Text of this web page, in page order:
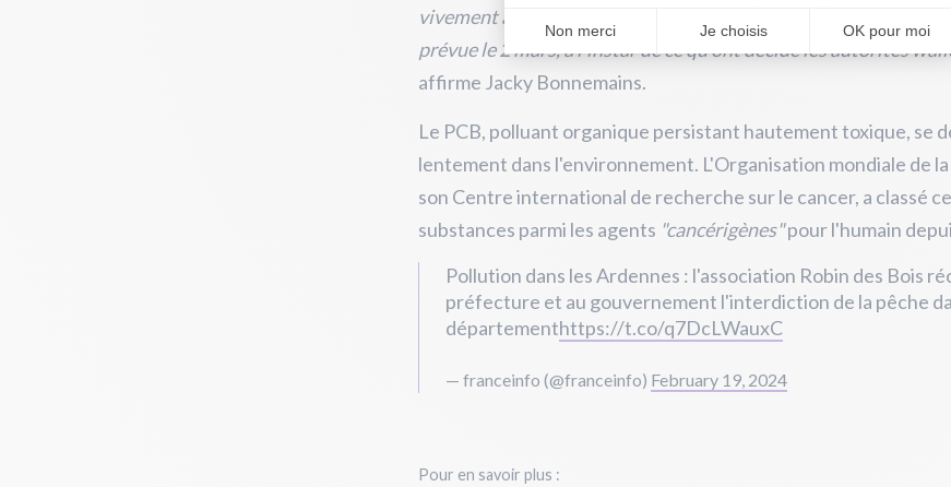
vivement au préfet des Ardennes de surseoir à l'ouverture de la
prévue le 2 mars, à l'instar de ce qu'ont décidé les autorités
affirme Jacky Bonnemains.
Le PCB, polluant organique persistant hautement toxique, se
lentement dans l'environnement. L'Organisation mondiale de la
son Centre international de recherche sur le cancer, a classé
substances parmi les agents "cancérigènes"pour l'humain
Pollution dans les Ardennes : l'association Robin des Bois
préfecture et au gouvernement l'interdiction de la pêche
départementhttps://t.co/q7DcLWauxC
— franceinfo (@franceinfo) February 19, 2024
Pour en savoir plus :